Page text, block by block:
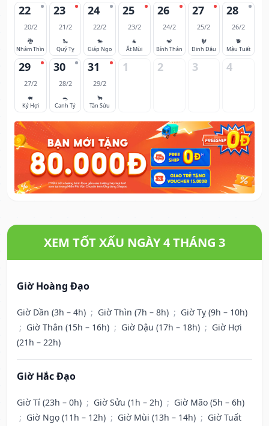
22
20/2
🐉
Nhâm Thìn
23
21/2
🐍
Quý Tỵ
24
22/2
🐎
Giáp Ngọ
25
23/2
🐐
Ất Mùi
26
24/2
🐒
Bính Thân
27
25/2
🐓
Đinh Dậu
28
26/2
🐕
Mậu Tuất
29
27/2
🐖
Kỷ Hợi
30
28/2
🐀
Canh Tý
31
29/2
🐂
Tân Sửu
1 2 3 4
XEM TỐT XẤU NGÀY 4 THÁNG 3
Giờ Hoàng Đạo
Giờ Dần (3h – 4h) ; Giờ Thìn (7h – 8h) ; Giờ Tỵ (9h – 10h)
; Giờ Thân (15h – 16h) ; Giờ Dậu (17h – 18h) ; Giờ Hợi
(21h – 22h)
Giờ Hắc Đạo
Giờ Tí (23h – 0h) ; Giờ Sửu (1h – 2h) ; Giờ Mão (5h – 6h)
; Giờ Ngọ (11h – 12h) ; Giờ Mùi (13h – 14h) ; Giờ Tuất